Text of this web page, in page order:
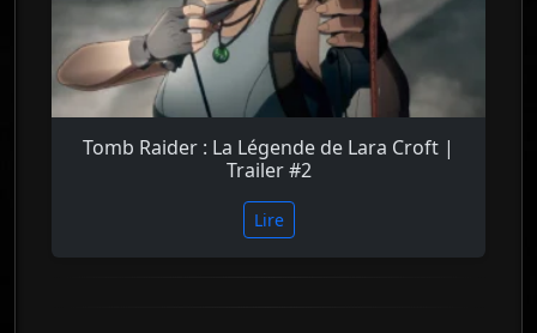
Tomb Raider : La Légende de Lara Croft |
Trailer #2
Lire